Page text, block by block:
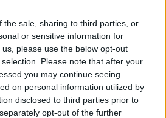
the sale, sharing to third parties, or
or sensitive information for
please use the below opt-out
Please note that after your
you may continue seeing
on personal information utilized by
disclosed to third parties prior to
opt-out of the further